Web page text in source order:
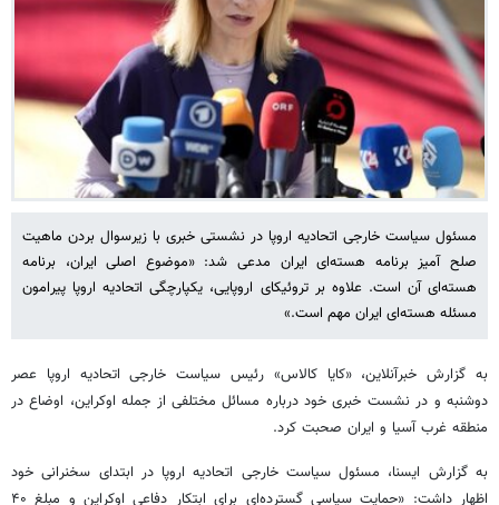
مسئول سیاست خارجی اتحادیه اروپا در نشستی خبری با زیرسوال بردن ماهیت
صلح آمیز برنامه هسته‌ای ایران مدعی شد: «موضوع اصلی ایران، برنامه
هسته‌ای آن است. علاوه بر تروئیکای اروپایی، یکپارچگی اتحادیه اروپا پیرامون
مسئله هسته‌ای ایران مهم است.»
به گزارش خبرآنلاین، «کایا کالاس» رئیس سیاست خارجی اتحادیه اروپا عصر
دوشنبه و در نشست خبری خود درباره مسائل مختلفی از جمله اوکراین، اوضاع در
منطقه غرب آسیا و ایران صحبت کرد.
به گزارش ایسنا، مسئول سیاست خارجی اتحادیه اروپا در ابتدای سخنرانی خود
اظهار داشت: «حمایت سیاسی گسترده‌ای برای ابتکار دفاعی اوکراین و مبلغ ۴۰